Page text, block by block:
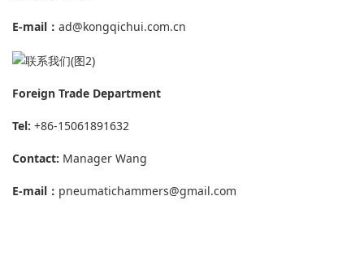
E-mail ： ad@kongqichui.com.cn
Foreign Trade Department
Tel: +86-15061891632
Contact: Manager Wang
E-mail ： pneumatichammers@gmail.com